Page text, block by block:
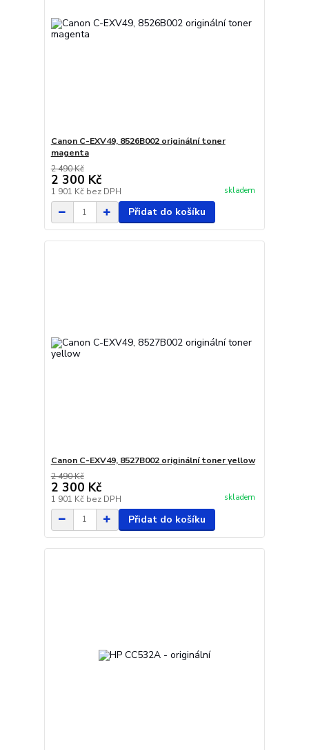
Canon C-EXV49, 8526B002 originální toner
magenta
2 490 Kč
2 300 Kč
1 901 Kč bez DPH skladem
Přidat do košíku
Canon C-EXV49, 8527B002 originální toner yellow
2 490 Kč
2 300 Kč
1 901 Kč bez DPH skladem
Přidat do košíku